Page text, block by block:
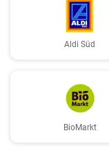
Aldi Süd
BioMarkt